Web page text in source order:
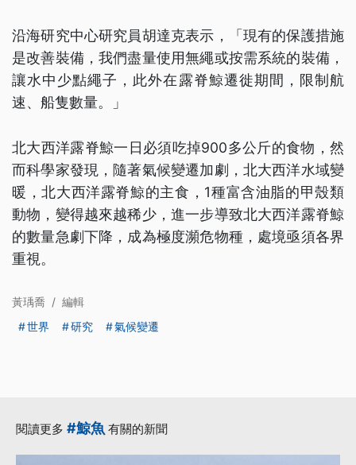
沿海研究中心研究員胡達克表示，「現有的保護措施
是改善裝備，我們盡量使用無繩或按需系統的裝備，
讓水中少點繩子，此外在露脊鯨遷徙期間，限制航
速、船隻數量。」
北大西洋露脊鯨一日必須吃掉900多公斤的食物，然
而科學家發現，隨著氣候變遷加劇，北大西洋水域變
暖，北大西洋露脊鯨的主食，1種富含油脂的甲殼類
動物，變得越來越稀少，進一步導致北大西洋露脊鯨
的數量急劇下降，成為極度瀕危物種，處境亟須各界
重視。
黃瑀喬 / 編輯
世界
研究 氣候變遷
閱讀更多 #鯨魚 有關的新聞